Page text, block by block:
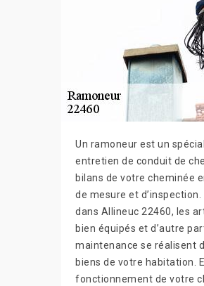
Un ramoneur est un
entretien de conduit de
bilans de votre cheminée
de mesure et
dans Allineuc 22460, les
bien équipés et d’autre
maintenance se réalisent
biens de votre habitation.
fonctionnement de votre